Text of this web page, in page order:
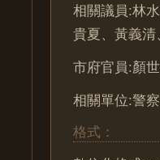
相關議員:林
貴夏、黃義
市府官員:顏
相關單位:警
格式：